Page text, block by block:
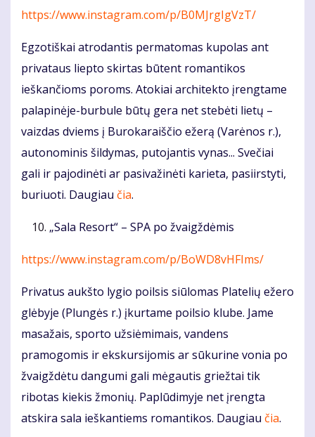
https://www.instagram.com/p/B0MJrgIgVzT/
Egzotiškai atrodantis permatomas kupolas ant
privataus liepto skirtas būtent romantikos
ieškančioms poroms. Atokiai architekto įrengtame
palapinėje-burbule būtų gera net stebėti lietų –
vaizdas dviems į Burokaraiščio ežerą (Varėnos r.),
autonominis šildymas, putojantis vynas... Svečiai
gali ir pajodinėti ar pasivažinėti karieta, pasiirstyti,
buriuoti. Daugiau čia.
„Sala Resort“ – SPA po žvaigždėmis
https://www.instagram.com/p/BoWD8vHFIms/
Privatus aukšto lygio poilsis siūlomas Platelių ežero
glėbyje (Plungės r.) įkurtame poilsio klube. Jame
masažais, sporto užsiėmimais, vandens
pramogomis ir ekskursijomis ar sūkurine vonia po
žvaigždėtu dangumi gali mėgautis griežtai tik
ribotas kiekis žmonių. Paplūdimyje net įrengta
atskira sala ieškantiems romantikos. Daugiau čia.